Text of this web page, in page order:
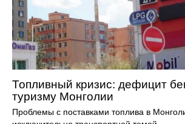
Топливный кризис: дефицит
туризму Монголии
Проблемы с поставками топлива в